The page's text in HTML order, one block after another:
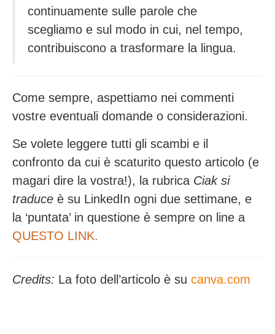
continuamente sulle parole che
scegliamo e sul modo in cui, nel tempo,
contribuiscono a trasformare la lingua.
Come sempre, aspettiamo nei commenti
vostre eventuali domande o considerazioni.
Se volete leggere tutti gli scambi e il
confronto da cui è scaturito questo articolo (e
magari dire la vostra!), la rubrica Ciak si
traduce è su LinkedIn ogni due settimane, e
la ‘puntata’ in questione è sempre on line a
QUESTO LINK.
Credits: La foto dell’articolo è su canva.com